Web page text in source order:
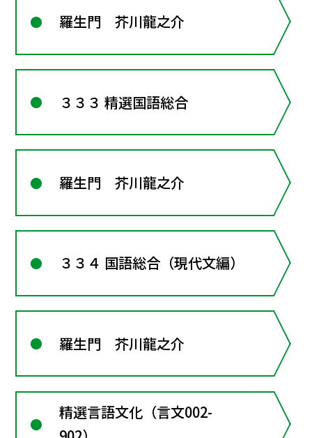
羅生門 芥川龍之介
３３３ 精選国語総合
羅生門 芥川龍之介
３３４ 国語総合（現代文編）
羅生門 芥川龍之介
精選言語文化（言文002-